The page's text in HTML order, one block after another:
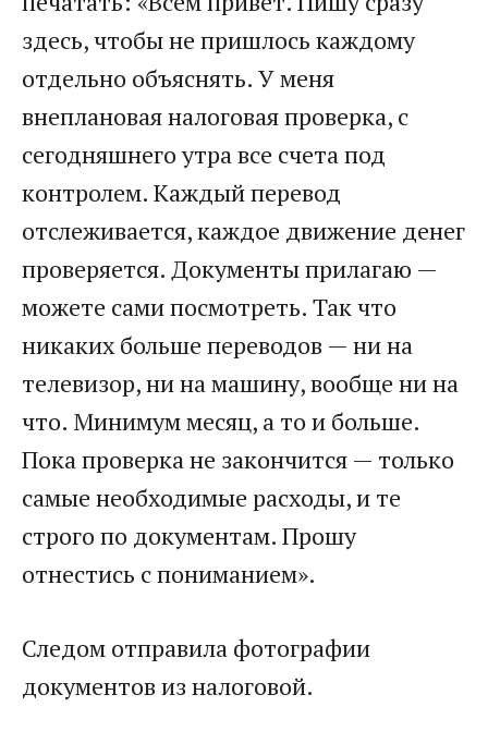
здесь, чтобы не пришлось каждому
отдельно объяснять. У меня
внеплановая налоговая проверка, с
сегодняшнего утра все счета под
контролем. Каждый перевод
отслеживается, каждое движение денег
проверяется. Документы прилагаю —
можете сами посмотреть. Так что
никаких больше переводов — ни на
телевизор, ни на машину, вообще ни на
что. Минимум месяц, а то и больше.
Пока проверка не закончится — только
самые необходимые расходы, и те
строго по документам. Прошу
отнестись с пониманием».
Следом отправила фотографии
документов из налоговой.